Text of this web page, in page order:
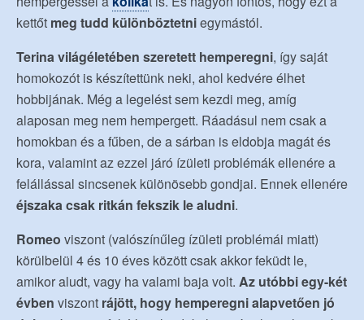
kettőt meg tudd különböztetniegymástól.
Terina világéletében szeretett hemperegni, így saját
homokozót is készítettünk neki, ahol kedvére élhet
hobbijának. Még a legelést sem kezdi meg, amíg
alaposan meg nem hempergett. Ráadásul nem csak a
homokban és a fűben, de a sárban is eldobja magát és
kora, valamint az ezzel járó ízületi problémák ellenére a
felállással sincsenek különösebb gondjai. Ennek ellenére
éjszaka csak ritkán fekszik le aludni.
Romeo viszont (valószínűleg ízületi problémái miatt)
körülbelül 4 és 10 éves között csak akkor feküdt le,
amikor aludt, vagy ha valami baja volt. Az utóbbi egy-két
évben viszont rájött, hogy hemperegni alapvetően jó